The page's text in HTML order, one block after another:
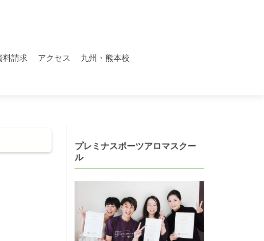
料請求 アクセス 九州・熊本校
プレミナスポーツアロマスクー
ル